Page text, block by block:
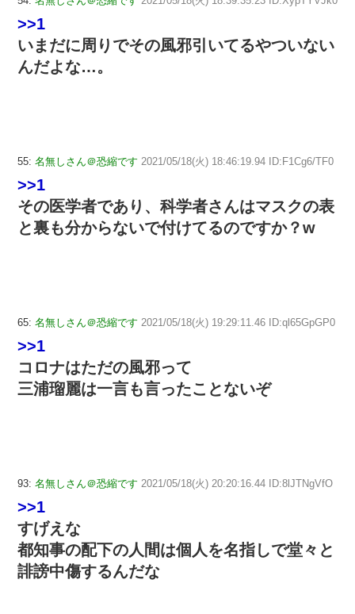
>>1
いまだに周りでその風邪引いてるやついない
んだよな…。
55: 名無しさん＠恐縮です 2021/05/18(火) 18:46:19.94 ID:F1Cg6/TF0
>>1
その医学者であり、科学者さんはマスクの表
と裏も分からないで付けてるのですか？w
65: 名無しさん＠恐縮です 2021/05/18(火) 19:29:11.46 ID:ql65GpGP0
>>1
コロナはただの風邪って
三浦瑠麗は一言も言ったことないぞ
93: 名無しさん＠恐縮です 2021/05/18(火) 20:20:16.44 ID:8lJTNgVfO
>>1
すげえな
都知事の配下の人間は個人を名指しで堂々と
誹謗中傷するんだな